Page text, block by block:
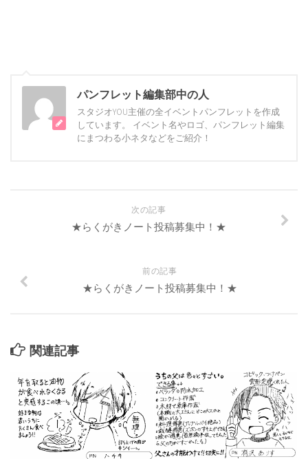
パンフレット編集部中の人
スタジオYOU主催の全イベントパンフレットを作成
しています。 イベント名やロゴ、パンフレット編集
にまつわる小ネタなどをご紹介！
次の記事
★らくがきノート投稿募集中！★
前の記事
★らくがきノート投稿募集中！★
関連記事